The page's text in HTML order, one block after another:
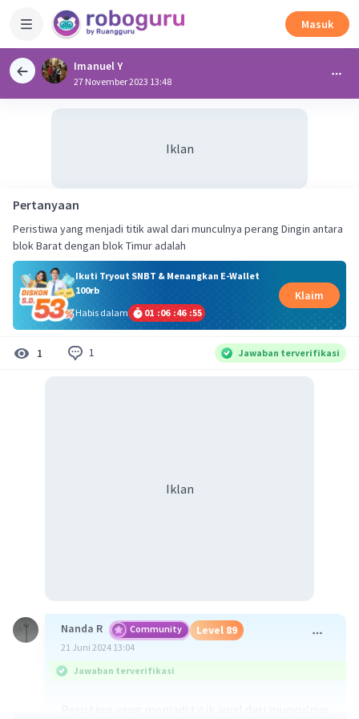
Masuk
Imanuel Y
27 November 2023 13:48
Iklan
Pertanyaan
Peristiwa yang menjadi titik awal dari munculnya perang Dingin antara
Ikuti Tryout SNBT & Menangkan E-Wallet
100rb
Habis dalam
01 :06 :46 :55
Klaim
1 1 Jawaban terverifikasi
Iklan
Nanda R Community Level 89
21 Juni 2024 13:04
Jawaban terverifikasi